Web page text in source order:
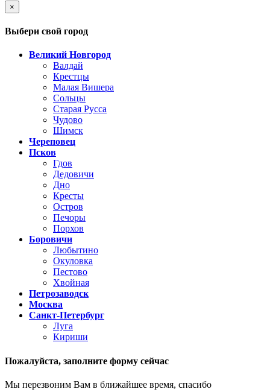
×
Выбери свой город
Великий Новгород
Валдай
Крестцы
Малая Вишера
Сольцы
Старая Русса
Чудово
Шимск
Череповец
Псков
Гдов
Дедовичи
Дно
Кресты
Остров
Печоры
Порхов
Боровичи
Любытино
Окуловка
Пестово
Хвойная
Петрозаводск
Москва
Санкт-Петербург
Луга
Кириши
Пожалуйста, заполните форму сейчас
Мы перезвоним Вам в ближайшее время, спасибо